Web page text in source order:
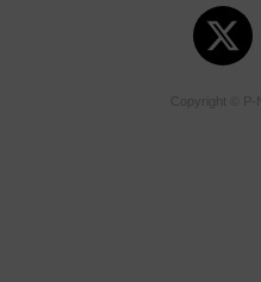
Copyright © P-